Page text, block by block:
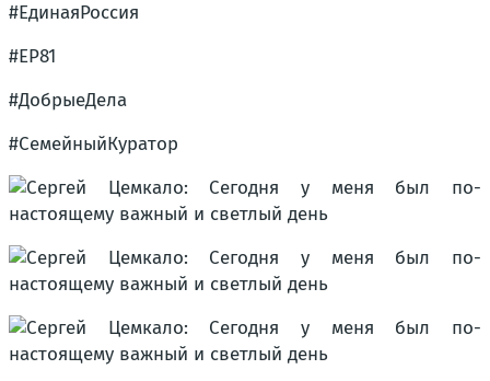
#ЕдинаяРоссия
#ЕР81
#ДобрыеДела
#СемейныйКуратор